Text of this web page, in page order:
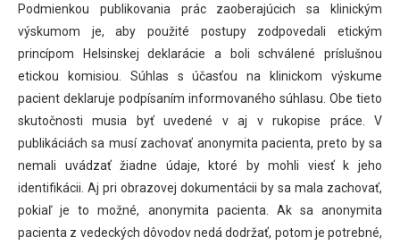
Podmienkou publikovania prác zaoberajúcich sa klinickým
výskumom je, aby použité postupy zodpovedali etickým
princípom Helsinskej deklarácie a boli schválené príslušnou
etickou komisiou. Súhlas s účasťou na klinickom výskume
pacient deklaruje podpísaním informovaného súhlasu. Obe tieto
skutočnosti musia byť uvedené v aj v rukopise práce. V
publikáciách sa musí zachovať anonymita pacienta, preto by sa
nemali uvádzať žiadne údaje, ktoré by mohli viesť k jeho
identifikácii. Aj pri obrazovej dokumentácii by sa mala zachovať,
pokiaľ je to možné, anonymita pacienta. Ak sa anonymita
pacienta z vedeckých dôvodov nedá dodržať, potom je potrebné,